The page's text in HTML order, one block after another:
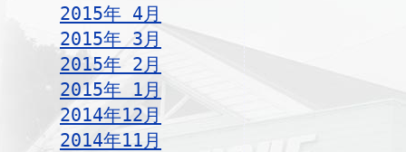
2015年 4月
2015年 3月
2015年 2月
2015年 1月
2014年12月
2014年11月